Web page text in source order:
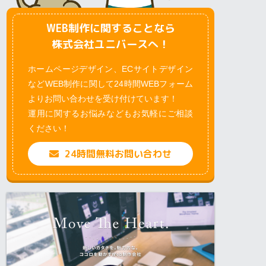
WEB制作に関することなら
株式会社ユニバースへ！
ホームページデザイン、ECサイトデザイン
などWEB制作に関して24時間WEBフォーム
よりお問い合わせを受け付けています！
運用に関するお悩みなどもお気軽にご相談
ください！
24時間無料お問い合わせ